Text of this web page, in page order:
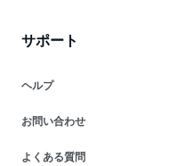
サポート
ヘルプ
お問い合わせ
よくある質問